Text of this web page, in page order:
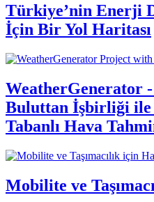
Türkiye’nin Enerji
İçin Bir Yol Haritası
WeatherGenerator
Buluttan İşbirliği ile
Tabanlı Hava
Mobilite ve